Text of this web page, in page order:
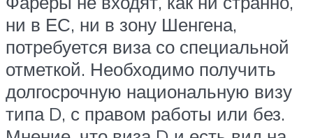
ни в ЕС, ни в зону Шенгена,
потребуется виза со специальной
отметкой. Необходимо получить
долгосрочную национальную визу
типа D, с правом работы или без.